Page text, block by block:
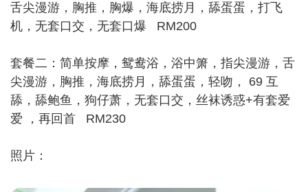
舌尖漫游，胸推，胸爆，海底捞月，舔蛋蛋，打飞
机，无套口交，无套口爆 RM200
套餐二：简单按摩，鸳鸯浴，浴中箫，指尖漫游，舌
尖漫游，胸推，海底捞月，舔蛋蛋，轻吻， 69 互
舔，舔鲍鱼，狗仔萧，无套口交，丝袜诱惑+有套爱
爱 ，再回首 RM230
照片：